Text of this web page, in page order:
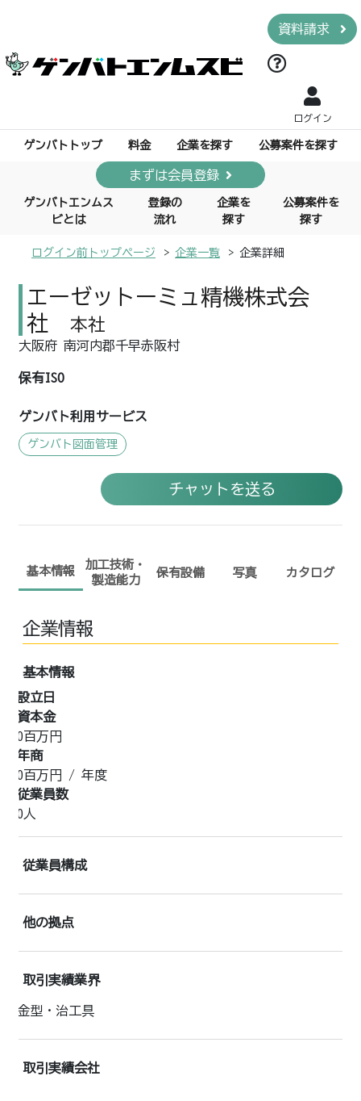
資料請求
ログイン
ゲンバトトップ 料金 企業を探す 公募案件を探す
まずは会員登録
ゲンバトエンムス
ビとは
登録の
流れ
企業を
探す
公募案件を
探す
ログイン前トップページ 企業一覧 企業詳細
エーゼットーミュ精機株式会
社
本社
大阪府 南河内郡千早赤阪村
保有ISO
ゲンバト利用サービス
ゲンバト図面管理
チャットを送る
基本情報
加工技術・
製造能力
保有設備 写真 カタログ
企業情報
基本情報
設立日
資本金
0百万円
年商
0百万円 / 年度
従業員数
0人
従業員構成
他の拠点
取引実績業界
金型・治工具
取引実績会社